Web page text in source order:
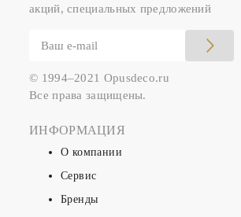
акций, специальных предложений
© 1994–2021 Opusdeco.ru
Все права защищены.
ИНФОРМАЦИЯ
О компании
Сервис
Бренды